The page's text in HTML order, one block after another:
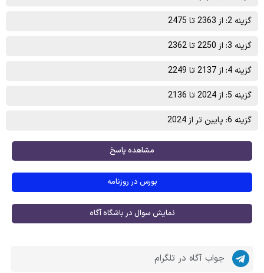
گزینه 2: از 2363 تا 2475
گزینه 3: از 2250 تا 2362
گزینه 4: از 2137 تا 2249
گزینه 5: از 2024 تا 2136
گزینه 6: پایین تر از 2024
مشاهده پاسخ
بورس در روزنامه
نمایش سوال در باشگاه آگاه
جواب آگاه در تلگرام